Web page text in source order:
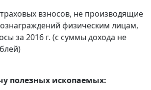
взносов, не производящие
физическим лицам,
за 2016 г. (с суммы дохода не
полезных ископаемых: